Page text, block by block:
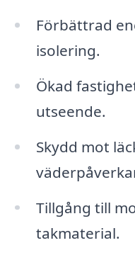
Förbättrad
isolering.
Ökad
utseende.
Skydd mot
Tillgång till
takmaterial.